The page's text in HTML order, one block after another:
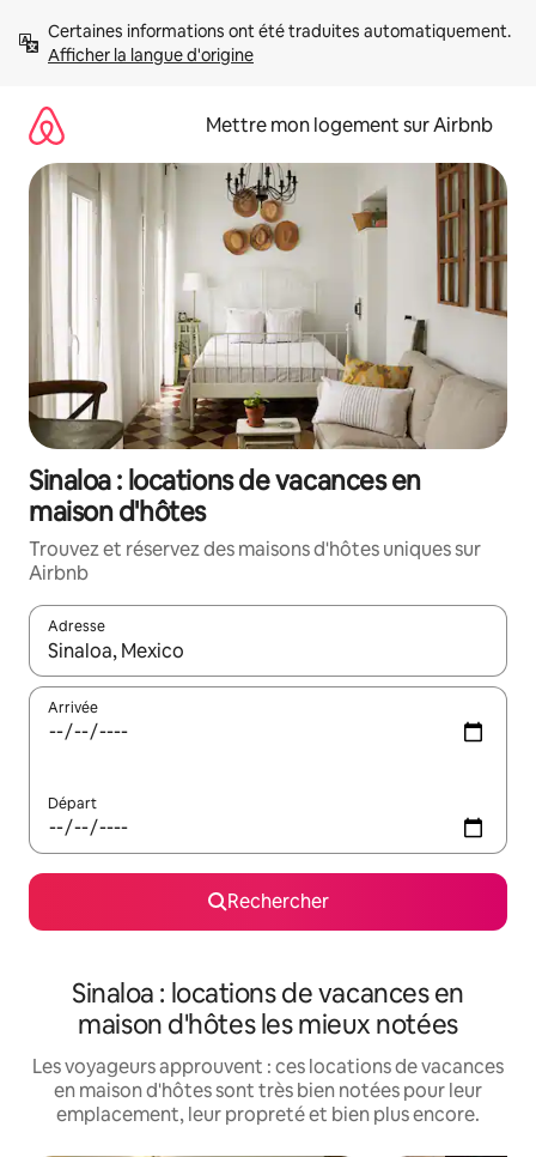
directement
Afficher la langue d'origine
Mettre mon logement sur Airbnb
Sinaloa : locations de vacances en
maison d'hôtes
Trouvez et réservez des maisons d'hôtes uniques sur
Airbnb
Adresse
Lorsque les résultats s'affichent, utilisez les flèches vers le
Arrivée
Départ
Rechercher
Sinaloa : locations de vacances en
maison d'hôtes les mieux notées
Les voyageurs approuvent : ces locations de vacances
en maison d'hôtes sont très bien notées pour leur
emplacement, leur propreté et bien plus encore.